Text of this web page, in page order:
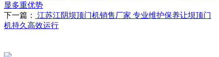
显多重优势
下一篇：
江苏江阴坝顶门机销售厂家 专业维护保养让坝顶门
机持久高效运行